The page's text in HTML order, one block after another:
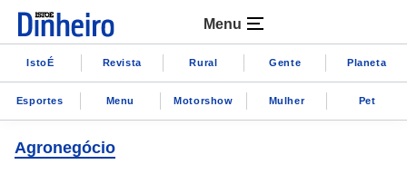
Menu
IstoÉ Revista Rural Gente Planeta
Esportes Menu Motorshow Mulher Pet
Agronegócio